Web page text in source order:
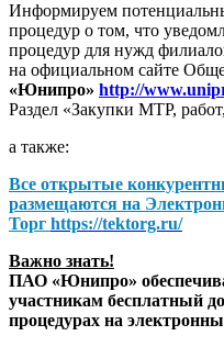
Информируем
процедур о том, что
процедур для нужд
на официальном сайте
«Юнипро» http://
Раздел «Закупки МТР,
а также:
Все открытые
размещаются на
Торг https://tektorg.ru/
Важно знать!
ПАО «Юнипро»
участникам бесплатный
процедурах на